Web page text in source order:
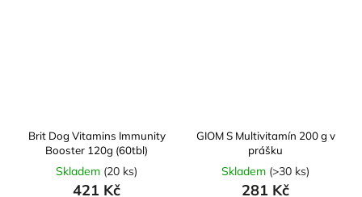
Brit Dog Vitamins Immunity
Booster 120g (60tbl)
Skladem (20 ks)
421 Kč
GIOM S Multivitamín 200 g v
prášku
Skladem (>30 ks)
281 Kč